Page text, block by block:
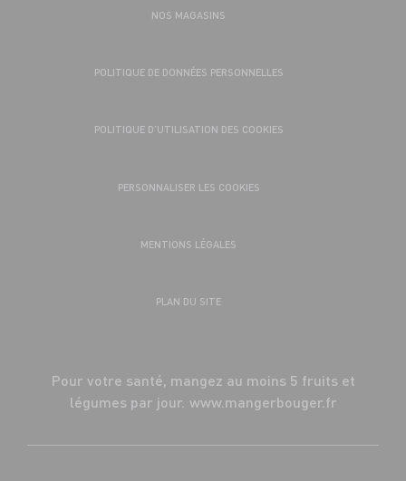
NOS MAGASINS
POLITIQUE DE DONNÉES PERSONNELLES
POLITIQUE D’UTILISATION DES COOKIES
PERSONNALISER LES COOKIES
MENTIONS LÉGALES
PLAN DU SITE
Pour votre santé, mangez au moins 5 fruits et
légumes par jour. www.mangerbouger.fr